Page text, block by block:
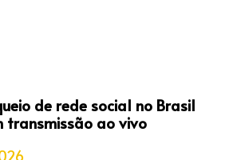
de rede social no Brasil
transmissão ao vivo